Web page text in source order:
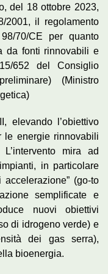
del 18 ottobre 2023,
2001, il regolamento
70/CE per quanto
da fonti rinnovabili e
652 del Consiglio
(Ministro
elevando l’obiettivo
le energie rinnovabili
mira ad
in particolare
(go-to
semplificate e
nuovi obiettivi
di idrogeno verde) e
dei gas serra),
bioenergia.